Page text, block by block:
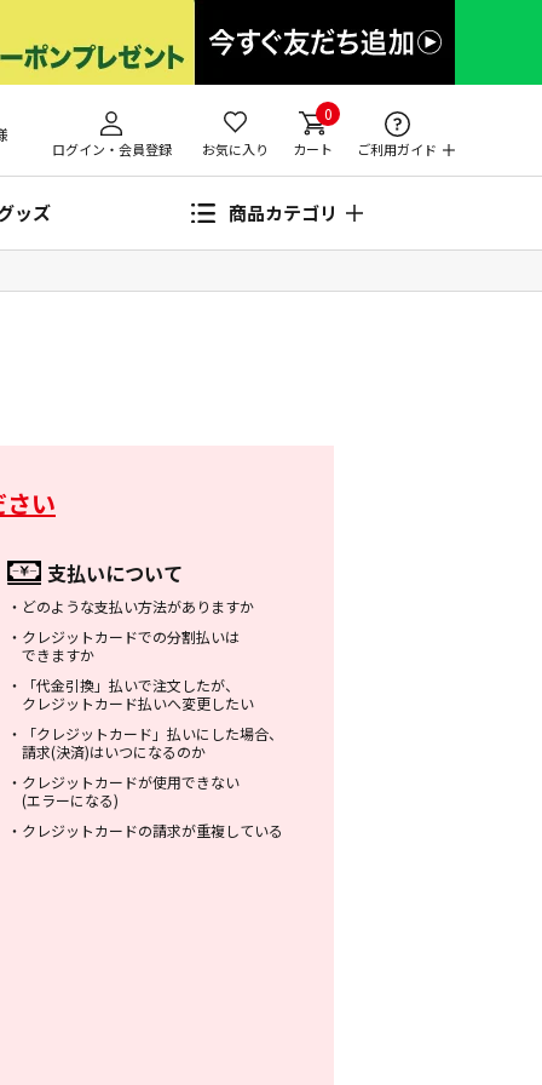
ログイン・会員登録 お気に入り
0
カート ご利用ガイド
ッズ 商品カテゴリ
い
支払いについて
・ どのような支払い方法がありますか
・ クレジットカードでの分割払いは
できますか
・
「代金引換」払いで注文したが、
クレジットカード払いへ変更したい
・
「クレジットカード」払いにした場合、
請求(決済)はいつになるのか
・ クレジットカードが使用できない
(エラーになる)
・ クレジットカードの請求が重複している